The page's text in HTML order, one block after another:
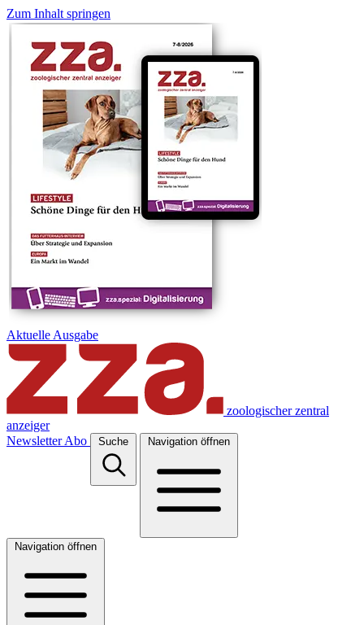
Zum Inhalt springen
Aktuelle Ausgabe
zoologischer zentral
anzeiger
Newsletter Abo Suche Navigation öffnen
Navigation öffnen